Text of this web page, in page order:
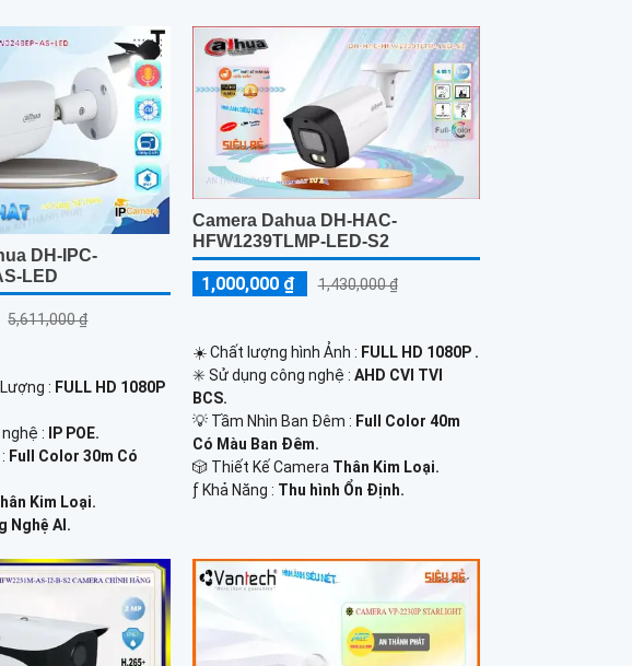
DH-IPC-
LED
5,611,000 ₫
: FULL HD 1080P
:
IP POE.
Full Color 30m Có
Kim Loại.
Nghệ AI.
Camera Dahua DH-HAC-
HFW1239TLMP-LED-S2
1,000,000 ₫ 1,430,000 ₫
☀️ Chất lượng hình Ảnh : FULL HD 1080P .
✳️ Sử dụng công nghệ : AHD CVI TVI
BCS.
💡 Tầm Nhìn Ban Đêm : Full Color 40m
Có Màu Ban Đêm.
🎲 Thiết Kế Camera Thân Kim Loại.
️ƒ Khả Năng : Thu hình Ổn Định.